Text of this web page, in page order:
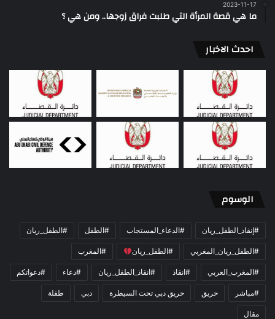
2023-11-17
ما هي قصة المرأة التي طلبت فراق زوجها.. ومن هي ؟
احدث الاخبار
الوسوم
#إنقاذ_الطفل_ريان #الدعاء_المستجاب #الطفل #الطفل_ريان
#الطفل_ريان_المغربي #الطفل_ريان #المغرب
#المغرب_العربي #انقاذ #انقاذ_الطفل_ريان #دعاء #دعواتكم
#مباشر حريق حريق دبي تحت السيطرة دبي طفلة
مقال